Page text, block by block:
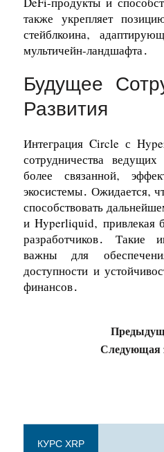
также укрепляет
стейблкоина‚
мультичейн-ландшафта․
Будущее
Развития
Интеграция Circle с
сотрудничества
более связанной‚
экосистемы․ Ожидается‚
способствовать
и Hyperliquid‚ привлекая
разработчиков․ Такие
важны для
доступности и
финансов․
Следующая
КУРС XRP